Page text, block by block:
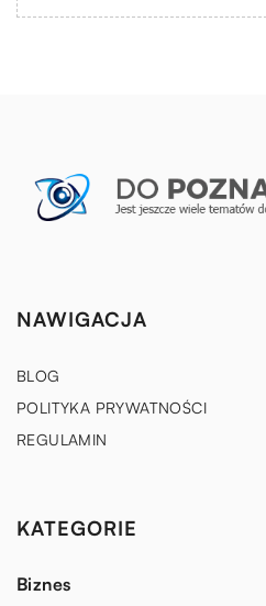
NAWIGACJA
BLOG
POLITYKA PRYWATNOŚCI
REGULAMIN
KATEGORIE
Biznes